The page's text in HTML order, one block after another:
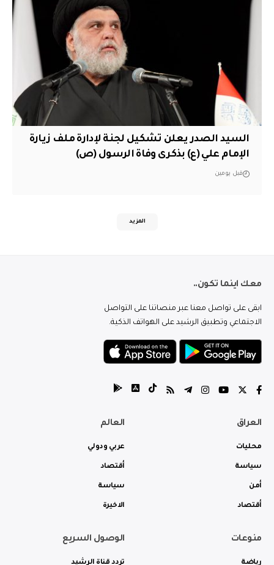
السيد الصدر يعلن تشكيل لجنة لإدارة ملف زيارة
الإمام علي (ع) بذكرى وفاة الرسول (ص)
قبل يومين
المزيد
معك اينما تكون..
ابقى على تواصل معنا عبر منصاتنا على التواصل
الاجتماعي وتطبيق الرشيد على الهواتف الذكية.
العراق
محليات
سياسة
أمن
أقتصاد
العالم
عربي ودولي
أقتصاد
سياسة
الاخيرة
منوعات
رياضة
الوصول السريع
تردد قناة الرشيد